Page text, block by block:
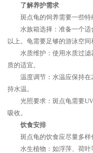
了解养护需求
斑点龟的饲养需要一些
水族箱选择：准备一个适
以上。龟需要足够的游泳空间
水质维护：使用水质过
质的适宜。
温度调节：水温应保持
持水温。
光照要求：斑点龟需要
吸收。
饮食安排
斑点龟的饮食应尽量多样
水生植物：如浮萍、荷叶